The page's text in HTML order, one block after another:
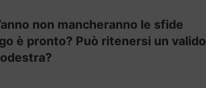
non mancheranno le sfide
è pronto? Può ritenersi un valido